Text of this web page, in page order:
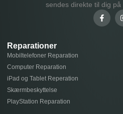
sendes direkte til dig
Reparationer
Mobiltelefoner Reparation
Computer Reparation
iPad og Tablet Reperation
Skærmbeskyttelse
PlayStation Reparation